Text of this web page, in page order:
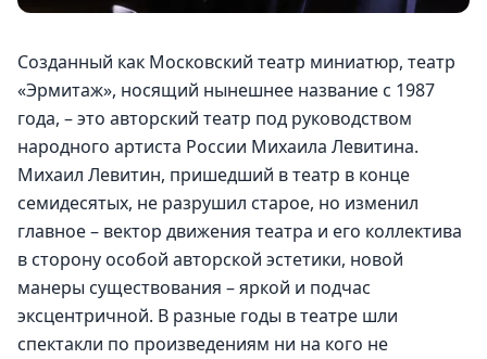
Созданный как Московский театр миниатюр, театр
«Эрмитаж», носящий нынешнее название с 1987
года, – это авторский театр под руководством
народного артиста России Михаила Левитина.
Михаил Левитин, пришедший в театр в конце
семидесятых, не разрушил старое, но изменил
главное – вектор движения театра и его коллектива
в сторону особой авторской эстетики, новой
манеры существования – яркой и подчас
эксцентричной. В разные годы в театре шли
спектакли по произведениям ни на кого не